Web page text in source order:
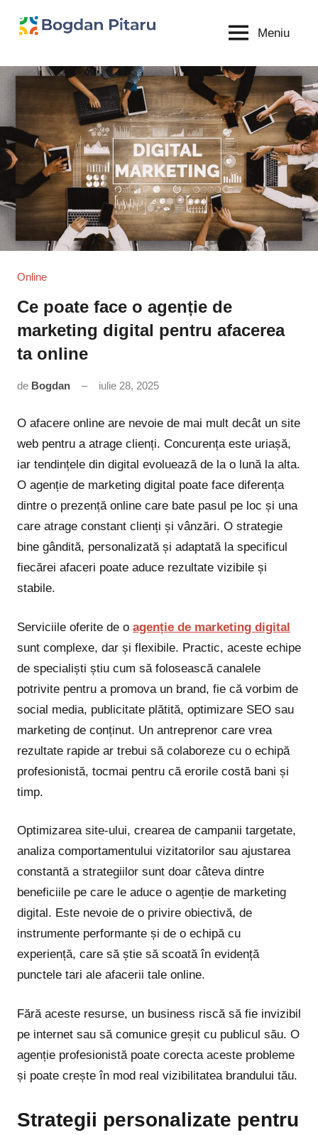
Bogdan
Pitaru
Meniu
Online
Ce poate face o agenție de
marketing digital pentru afacerea
ta online
de Bogdan iulie 28, 2025
O afacere online are nevoie de mai mult decât un site
web pentru a atrage clienți. Concurența este uriașă,
iar tendințele din digital evoluează de la o lună la alta.
O agenție de marketing digital poate face diferența
dintre o prezență online care bate pasul pe loc și una
care atrage constant clienți și vânzări. O strategie
bine gândită, personalizată și adaptată la specificul
fiecărei afaceri poate aduce rezultate vizibile și
stabile.
Serviciile oferite de o agenție de marketing digital
sunt complexe, dar și flexibile. Practic, aceste echipe
de specialiști știu cum să folosească canalele
potrivite pentru a promova un brand, fie că vorbim de
social media, publicitate plătită, optimizare SEO sau
marketing de conținut. Un antreprenor care vrea
rezultate rapide ar trebui să colaboreze cu o echipă
profesionistă, tocmai pentru că erorile costă bani și
timp.
Optimizarea site-ului, crearea de campanii targetate,
analiza comportamentului vizitatorilor sau ajustarea
constantă a strategiilor sunt doar câteva dintre
beneficiile pe care le aduce o agenție de marketing
digital. Este nevoie de o privire obiectivă, de
instrumente performante și de o echipă cu
experiență, care să știe să scoată în evidență
punctele tari ale afacerii tale online.
Fără aceste resurse, un business riscă să fie invizibil
pe internet sau să comunice greșit cu publicul său. O
agenție profesionistă poate corecta aceste probleme
și poate crește în mod real vizibilitatea brandului tău.
Strategii personalizate pentru